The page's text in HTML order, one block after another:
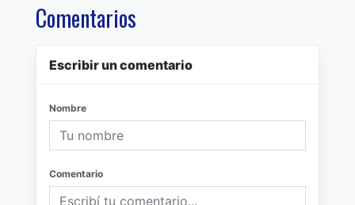
Comentarios
Escribir un comentario
Nombre
Comentario